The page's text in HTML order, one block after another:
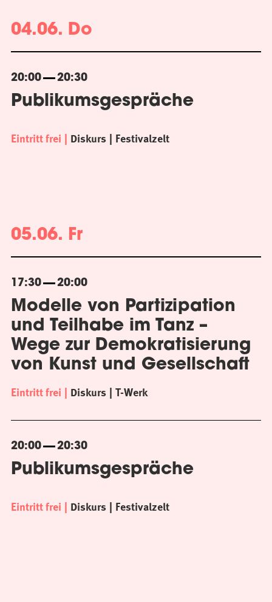
04.06. Do
20:00 20:30
Publikumsgespräche
Eintritt frei Diskurs Festivalzelt
05.06. Fr
17:30 20:00
Modelle von Partizipation
und Teilhabe im Tanz –
Wege zur Demokratisierung
von Kunst und Gesellschaft
Eintritt frei Diskurs T-Werk
20:00 20:30
Publikumsgespräche
Eintritt frei Diskurs Festivalzelt